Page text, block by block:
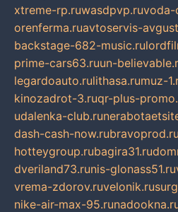
xtreme-rp.ruwasdpvp.ruvoda-
orenferma.ruavtoservis-
backstage-682-music.ru
prime-cars63.ruun-
legardoauto.rulithasa.rumuz-
kinozadrot-3.ruqr-plus-
udalenka-club.ru
dash-cash-now.rubravoprod.ru
hotteygroup.rubagira31.ru
dveriland73.runis-glonass51.ru
vrema-zdorov.ruvelonik.ru
nike-air-max-95.ru